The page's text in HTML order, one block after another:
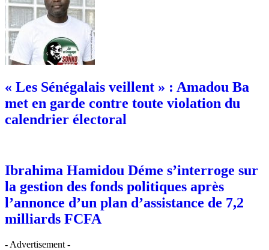
« Les Sénégalais veillent » : Amadou Ba
met en garde contre toute violation du
calendrier électoral
Ibrahima Hamidou Déme s’interroge sur
la gestion des fonds politiques après
l’annonce d’un plan d’assistance de 7,2
milliards FCFA
- Advertisement -